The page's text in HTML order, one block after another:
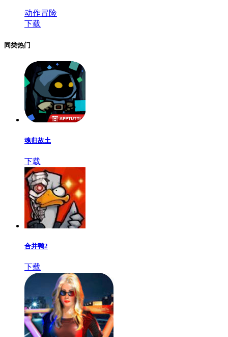
动作冒险
下载
同类热门
魂归故土
下载
合并鸭2
下载